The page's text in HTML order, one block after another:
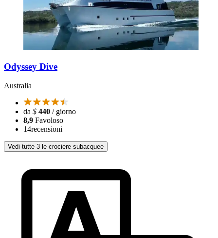
Odyssey Dive
Australia
da $ 440 / giorno
8,9 Favoloso
14recensioni
Vedi tutte 3 le crociere subacquee